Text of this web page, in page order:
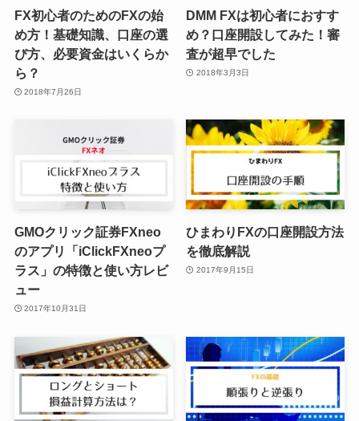
FX初心者のためのFXの始
め方！基礎知識、口座の選
び方、必要資金はいくらか
ら？
2018年7月26日
DMM FXは初心者におすす
め？口座開設してみた！審
査が超早でした
2018年3月3日
GMOクリック証券FXneo
のアプリ「iClickFXneoプ
ラス」の特徴と使い方レビ
ュー
2017年10月31日
ひまわりFXの口座開設方法
を徹底解説
2017年9月15日